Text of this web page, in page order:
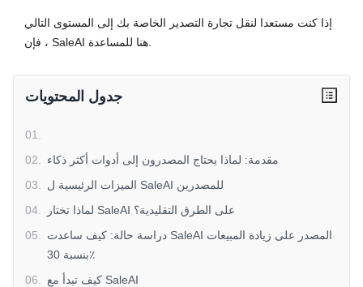
إذا كنت مستعدا لنقل تجارة التصدير الخاصة بك إلى المستوى التالي
، فإن SaleAI هنا للمساعدة.
جدول المحتويات
01
02
مقدمة: لماذا يحتاج المصدرون إلى أدوات أكثر ذكاء
03
الميزات الرئيسية ل SaleAI للمصدرين
04
لماذا تختار SaleAI على الطرق التقليدية؟
05
دراسة حالة: كيف ساعدت SaleAI المصدر على زيادة المبيعات
بنسبة 30٪
06
كيف تبدأ مع SaleAI